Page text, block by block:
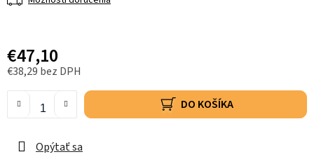
€47,10
€38,29 bez DPH
DO KOŠÍKA
Opýtať sa